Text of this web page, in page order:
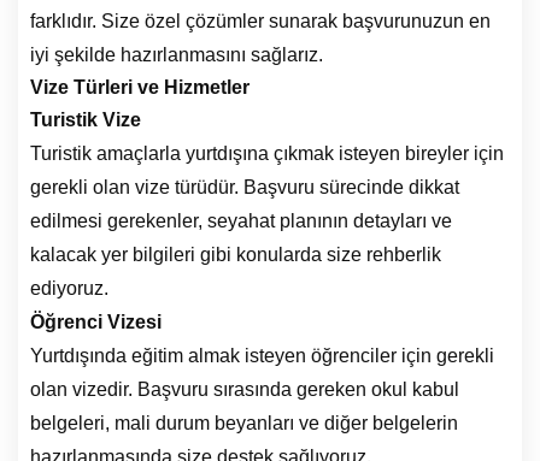
farklıdır. Size özel çözümler sunarak başvurunuzun en
iyi şekilde hazırlanmasını sağlarız.
Vize Türleri ve Hizmetler
Turistik Vize
Turistik amaçlarla yurtdışına çıkmak isteyen bireyler için
gerekli olan vize türüdür. Başvuru sürecinde dikkat
edilmesi gerekenler, seyahat planının detayları ve
kalacak yer bilgileri gibi konularda size rehberlik
ediyoruz.
Öğrenci Vizesi
Yurtdışında eğitim almak isteyen öğrenciler için gerekli
olan vizedir. Başvuru sırasında gereken okul kabul
belgeleri, mali durum beyanları ve diğer belgelerin